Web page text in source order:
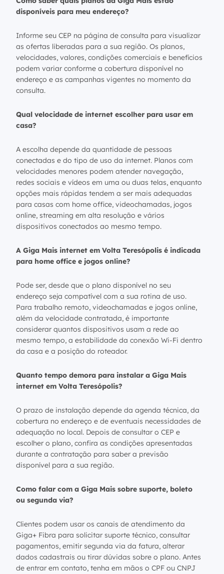
disponíveis para meu endereço?
Informe seu CEP na página de consulta para visualizar
as ofertas liberadas para a sua região. Os planos,
velocidades, valores, condições comerciais e benefícios
podem variar conforme a cobertura disponível no
endereço e as campanhas vigentes no momento da
consulta.
Qual velocidade de internet escolher para usar em
casa?
A escolha depende da quantidade de pessoas
conectadas e do tipo de uso da internet. Planos com
velocidades menores podem atender navegação,
redes sociais e vídeos em uma ou duas telas, enquanto
opções mais rápidas tendem a ser mais adequadas
para casas com home office, videochamadas, jogos
online, streaming em alta resolução e vários
dispositivos conectados ao mesmo tempo.
A Giga Mais internet em Volta Teresópolis é indicada
para home office e jogos online?
Pode ser, desde que o plano disponível no seu
endereço seja compatível com a sua rotina de uso.
Para trabalho remoto, videochamadas e jogos online,
além da velocidade contratada, é importante
considerar quantos dispositivos usam a rede ao
mesmo tempo, a estabilidade da conexão Wi-Fi dentro
da casa e a posição do roteador.
Quanto tempo demora para instalar a Giga Mais
internet em Volta Teresópolis?
O prazo de instalação depende da agenda técnica, da
cobertura no endereço e de eventuais necessidades de
adequação no local. Depois de consultar o CEP e
escolher o plano, confira as condições apresentadas
durante a contratação para saber a previsão
disponível para a sua região.
Como falar com a Giga Mais sobre suporte, boleto
ou segunda via?
Clientes podem usar os canais de atendimento da
Giga+ Fibra para solicitar suporte técnico, consultar
pagamentos, emitir segunda via da fatura, alterar
dados cadastrais ou tirar dúvidas sobre o plano. Antes
de entrar em contato, tenha em mãos o CPF ou CNPJ